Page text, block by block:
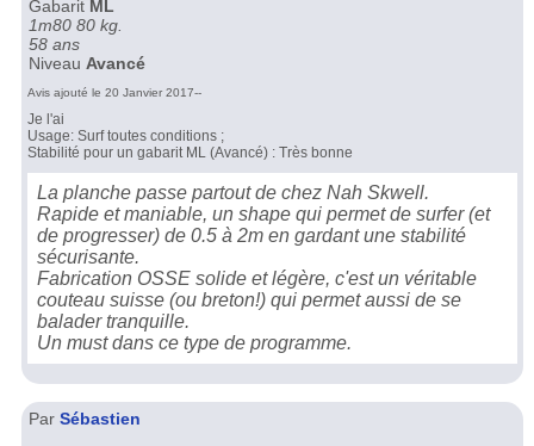
Gabarit ML
1m80 80 kg.
58 ans
Niveau Avancé
Avis ajouté le 20 Janvier 2017--
Je l'ai
Usage: Surf toutes conditions ;
Stabilité pour un gabarit ML (Avancé) : Très bonne
La planche passe partout de chez Nah Skwell.
Rapide et maniable, un shape qui permet de surfer (et
de progresser) de 0.5 à 2m en gardant une stabilité
sécurisante.
Fabrication OSSE solide et légère, c'est un véritable
couteau suisse (ou breton!) qui permet aussi de se
balader tranquille.
Un must dans ce type de programme.
Par Sébastien